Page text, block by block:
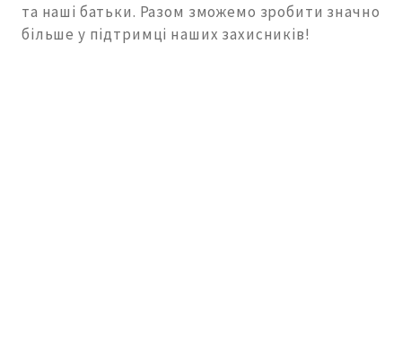
та наші батьки. Разом зможемо зробити значно
більше у підтримці наших захисників!